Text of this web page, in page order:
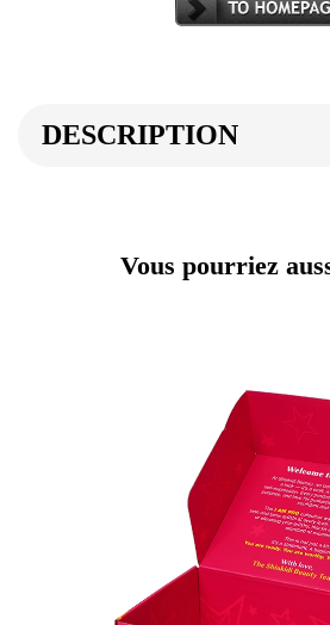
DESCRIPTION
Vous pourriez